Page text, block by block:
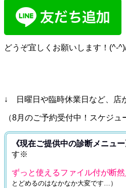
どうぞ宜しくお願いします！(^-
↓ 日曜日や臨時休業日など、店
（8月のご予約受付中！スケジュ
《現在ご提供中の診断メニュ
す※
ずっと使えるファイル付が断然
とどめるのはなかなか大変です…）